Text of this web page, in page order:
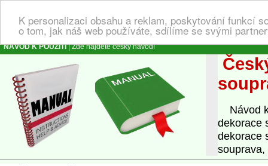
K personalizaci obsahu a reklam, poskytování funkcí
o tom, jak náš web používáte, sdílíme se svými
NÁVOD K POUŽITÍ| Zde najdete český návod!
Návod k
dekorace
dekorace
souprava,